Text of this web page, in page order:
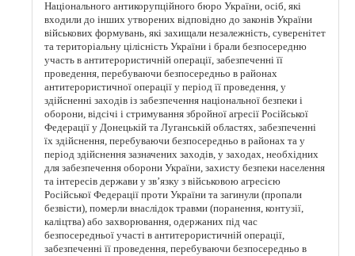
Національного антикорупційного бюро України, осіб, які
входили до інших утворених відповідно до законів України
військових формувань, які захищали незалежність, суверенітет
та територіальну цілісність України і брали безпосередню
участь в антитерористичній операції, забезпеченні її
проведення, перебуваючи безпосередньо в районах
антитерористичної операції у період її проведення, у
здійсненні заходів із забезпечення національної безпеки і
оборони, відсічі і стримування збройної агресії Російської
Федерації у Донецькій та Луганській областях, забезпеченні
їх здійснення, перебуваючи безпосередньо в районах та у
період здійснення зазначених заходів, у заходах, необхідних
для забезпечення оборони України, захисту безпеки населення
та інтересів держави у зв’язку з військовою агресією
Російської Федерації проти України та загинули (пропали
безвісти), померли внаслідок травми (поранення, контузії,
каліцтва) або захворювання, одержаних під час
безпосередньої участі в антитерористичній операції,
забезпеченні її проведення, перебуваючи безпосередньо в